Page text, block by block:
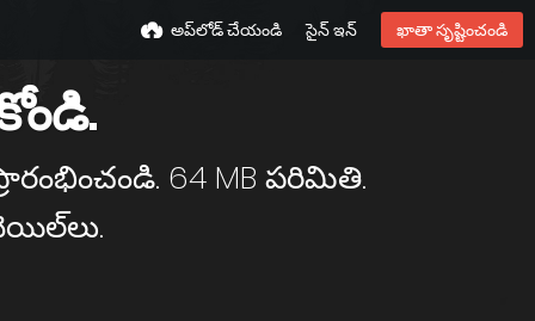
అప్‌లోడ్ చేయండి సైన్ ఇన్ ఖాతా సృష్టించండి
64 MB పరిమితి.